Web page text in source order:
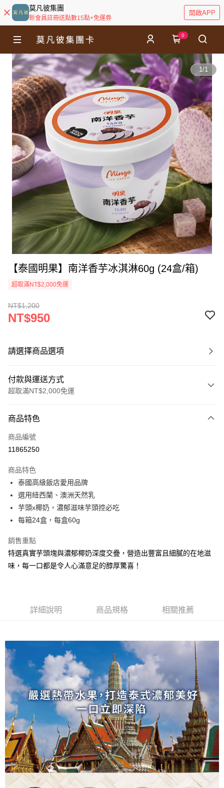
莫凡彼集團
新會員註冊送點數15點+免運券
開啟APP
0
1/1
【泰國明果】南洋香芋冰淇淋60g (24盒/箱)
超取滿NT$2,000免運
NT$1,200
NT$950
請選擇商品選項
付款與運送方式
超取滿NT$2,000免運
信用卡一次付款
Apple Pay
運送方式
冷凍7-11取貨(快速到店)
每筆NT$200，滿NT$2,000(含以上)免運費
每筆NT$200，滿NT$2,000(含以上)免運費
商品特色
商品編號
11865250
商品特色
泰國高級飯店愛用品牌
選用紐西蘭、澳洲天然乳
芋頭x椰奶，濃郁滋味芋頭控必吃
每箱24盒，每盒60g
銷售重點
特選真實芋頭塊與濃郁椰奶深度交疊，營造出豐富且細膩的在地滋
味，每一口都是令人心滿意足的醇厚驚喜！
詳細說明 商品規格 相關推薦